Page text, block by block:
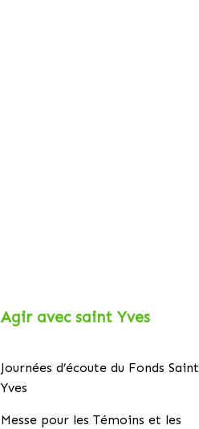
Agir avec saint Yves
Journées d’écoute du Fonds Saint
Yves
Messe pour les Témoins et les